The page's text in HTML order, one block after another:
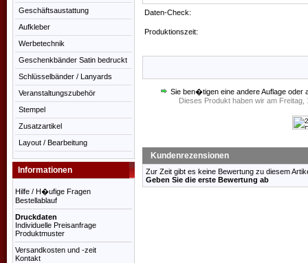
Geschäftsaustattung
Aufkleber
Werbetechnik
Geschenkbänder Satin bedruckt
Schlüsselbänder / Lanyards
Veranstaltungszubehör
Stempel
Zusatzartikel
Layout / Bearbeitung
Informationen
Hilfe / H�ufige Fragen
Bestellablauf
Druckdaten
Individuelle Preisanfrage
Produktmuster
Versandkosten und -zeit
Kontakt
Daten-Check:
Produktionszeit:
Sie ben�tigen eine andere Auflage
Dieses Produkt haben wir am
Kundenrezensionen
Zur Zeit gibt es keine Bewertung zu diesem
Geben Sie die erste Bewertung ab